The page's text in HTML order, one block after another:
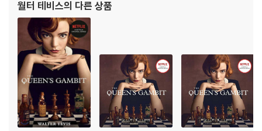
대
월터 테비스의 다른 상품